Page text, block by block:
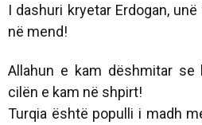
I dashuri kryetar Erdogan,
në mend!
Allahun e kam dëshmitar
cilën e kam në shpirt!
Turqia është populli i madh